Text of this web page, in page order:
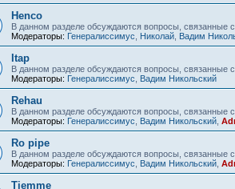
Henco
В данном разделе обсуждаются вопросы, связанные
Модераторы: Генералиссимус Николай Вадим
Itap
В данном разделе обсуждаются вопросы, связанные
Модераторы: Генералиссимус Вадим Никольский
Rehau
В данном разделе обсуждаются вопросы, связанные
Модераторы: Генералиссимус Вадим Никольский
Ro pipe
В данном разделе обсуждаются вопросы, связанные с
Модераторы: Генералиссимус Вадим Никольский
Tiemme